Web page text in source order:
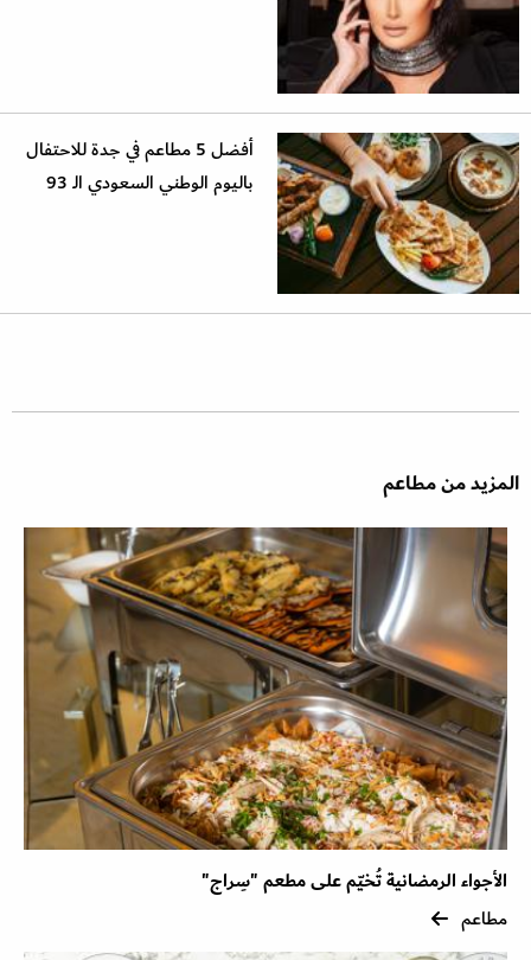
أفضل 5 مطاعم في جدة للاحتفال
باليوم الوطني السعودي الـ 93
المزيد من مطاعم
الأجواء الرمضانية تُخيّم على مطعم "سِراج"
مطاعم